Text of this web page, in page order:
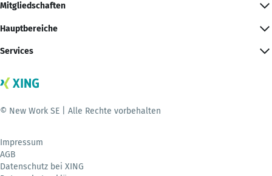
Mitgliedschaften
Hauptbereiche
Services
© New Work SE | Alle Rechte vorbehalten
Impressum
AGB
Datenschutz bei XING